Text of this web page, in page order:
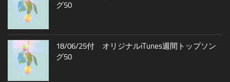
グ50
18/06/25付 オリジナルiTunes週間トップソン
グ50